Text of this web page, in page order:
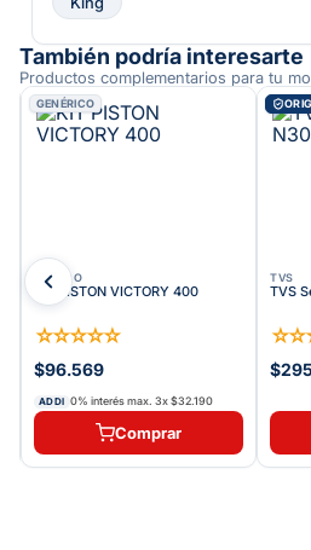
También podría interesarte
Productos complementarios para tu
GENÉRICO
AUTECO
KIT PISTON VICTORY 400
☆☆☆☆☆
$96.569
ADDI 0% interés max. 3x$32.190
Comprar
TVS
TVS
☆☆